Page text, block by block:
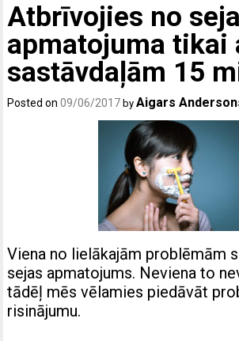
Atbrīvojies no
apmatojuma tikai
sastāvdaļām 15
Posted on09/06/2017 byAigars
Viena no lielākajām problēmām
sejas apmatojums. Neviena to
tādēļ mēs vēlamies piedāvāt
risinājumu.